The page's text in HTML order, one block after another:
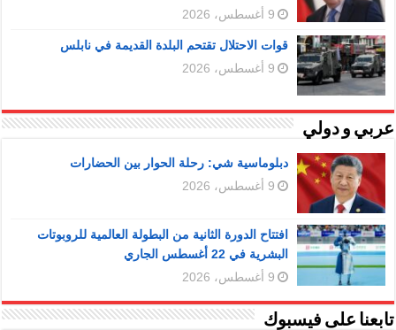
9 أغسطس، 2026
قوات الاحتلال تقتحم البلدة القديمة في نابلس
9 أغسطس، 2026
عربي و دولي
دبلوماسية شي: رحلة الحوار بين الحضارات
9 أغسطس، 2026
افتتاح الدورة الثانية من البطولة العالمية للروبوتات
البشرية في 22 أغسطس الجاري
9 أغسطس، 2026
تابعنا على فيسبوك